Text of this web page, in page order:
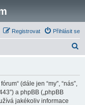
Přihlásit se
Registrovat
(dále jen “my”, “nás”,
a phpBB („phpBB
jakékoliv informace